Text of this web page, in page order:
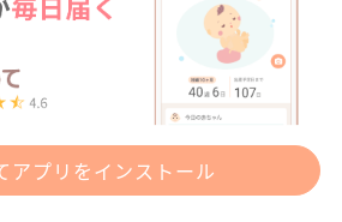
アプリをインストール